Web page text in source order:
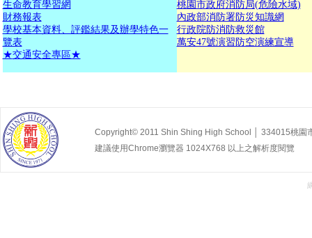
生命教育學習網
財務報表
學校基本資料、評鑑結果及辦學特色一
覽表
★交通安全專區★
桃園市政府消防局(危險水域)
內政部消防署防災知識網
行政院防消防救災館
萬安47號演習防空演練宣導
Copyright© 2011 Shin Shing High School │ 334015桃
建議使用Chrome瀏覽器 1024X768 以上之解析度閱覽